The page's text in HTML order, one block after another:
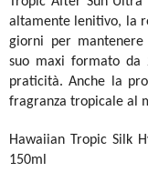
altamente lenitivo, la
giorni per mantenere
suo maxi formato da
praticità. Anche la
fragranza tropicale al
Hawaiian Tropic Silk
150ml